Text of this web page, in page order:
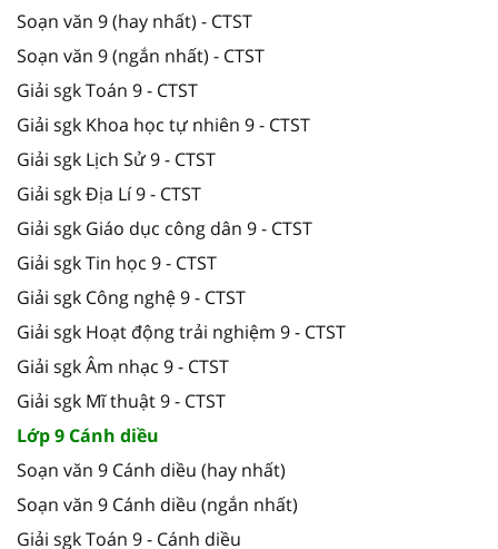
Soạn văn 9 (hay nhất) - CTST
Soạn văn 9 (ngắn nhất) - CTST
Giải sgk Toán 9 - CTST
Giải sgk Khoa học tự nhiên 9 - CTST
Giải sgk Lịch Sử 9 - CTST
Giải sgk Địa Lí 9 - CTST
Giải sgk Giáo dục công dân 9 - CTST
Giải sgk Tin học 9 - CTST
Giải sgk Công nghệ 9 - CTST
Giải sgk Hoạt động trải nghiệm 9 - CTST
Giải sgk Âm nhạc 9 - CTST
Giải sgk Mĩ thuật 9 - CTST
Lớp 9 Cánh diều
Soạn văn 9 Cánh diều (hay nhất)
Soạn văn 9 Cánh diều (ngắn nhất)
Giải sgk Toán 9 - Cánh diều